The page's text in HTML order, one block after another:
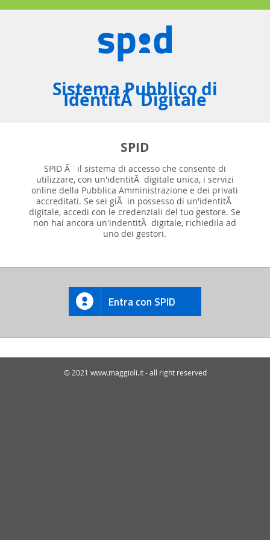
Sistema Pubblico di
IdentitÃ Digitale
SPID
SPID Ã¨ il sistema di accesso che consente di
utilizzare, con un'identitÃ digitale unica, i servizi
online della Pubblica Amministrazione e dei privati
accreditati. Se sei giÃ in possesso di un'identitÃ
digitale, accedi con le credenziali del tuo gestore. Se
non hai ancora un'indentitÃ digitale, richiedila ad
uno dei gestori.
Entra con SPID
© 2021 www.maggioli.it - all right reserved